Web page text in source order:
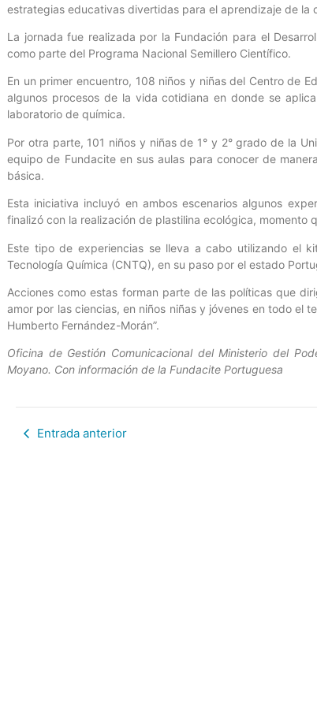
estrategias educativas divertidas para el aprendizaje de la
La jornada fue realizada por la Fundación para el
como parte del Programa Nacional Semillero Científico.
En un primer encuentro, 108 niños y niñas del Centro de
algunos procesos de la vida cotidiana en donde se
laboratorio de química.
Por otra parte, 101 niños y niñas de 1° y 2° grado de la
equipo de Fundacite en sus aulas para conocer de
básica.
Esta iniciativa incluyó en ambos escenarios algunos
finalizó con la realización de plastilina ecológica, momento
Este tipo de experiencias se lleva a cabo utilizando el
Tecnología Química (CNTQ), en su paso por el estado
Acciones como estas forman parte de las políticas que
amor por las ciencias, en niños niñas y jóvenes en todo el
Humberto Fernández-Morán”.
Oficina de Gestión Comunicacional del Ministerio del
Moyano. Con información de la Fundacite Portuguesa
Entrada anterior